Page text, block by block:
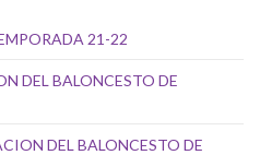
21-22
DEL BALONCESTO DE
DEL BALONCESTO DE